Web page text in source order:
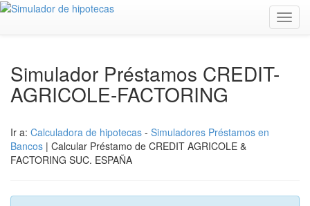
Simulador Préstamos CREDIT-
AGRICOLE-FACTORING
Ir a: Calculadora de hipotecas - Simuladores Préstamos en
Bancos | Calcular Préstamo de CREDIT AGRICOLE &
FACTORING SUC. ESPAÑA